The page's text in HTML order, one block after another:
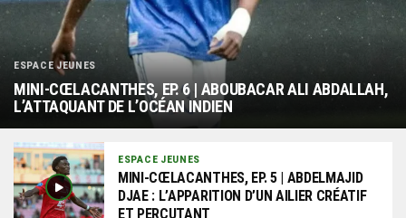
ESPACE JEUNES
MINI-CŒLACANTHES, EP. 6 | ABOUBACAR ALI ABDALLAH,
L’ATTAQUANT DE L’OCÉAN INDIEN
ESPACE JEUNES
MINI-CŒLACANTHES, EP. 5 | ABDELMAJID
DJAE : L’APPARITION D’UN AILIER CRÉATIF
ET PERCUTANT